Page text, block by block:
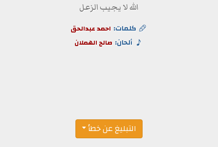
الله لا يجيب الزعل
كلمات: احمد عبدالحق
ألحان: صالح الهملان
التبليغ عن خطأ